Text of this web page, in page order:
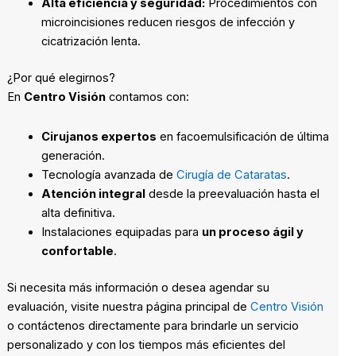
Alta eficiencia y seguridad: Procedimientos con
microincisiones reducen riesgos de infección y
cicatrización lenta.
¿Por qué elegirnos?
En Centro Visióncontamos con:
Cirujanos expertos en facoemulsificación de última
generación.
Tecnología avanzada de Cirugía de Cataratas.
Atención integral desde la preevaluación hasta el
alta definitiva.
Instalaciones equipadas para un proceso ágil y
confortable.
Si necesita más información o desea agendar su
evaluación, visite nuestra página principal de Centro Visión
o contáctenos directamente para brindarle un servicio
personalizado y con los tiempos más eficientes del